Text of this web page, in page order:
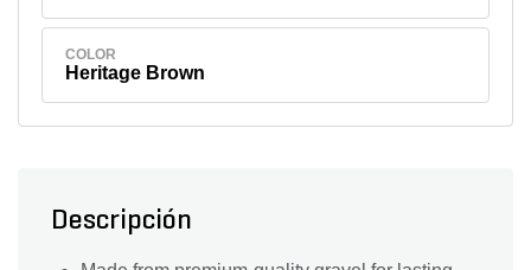
COLOR
Heritage Brown
Descripción